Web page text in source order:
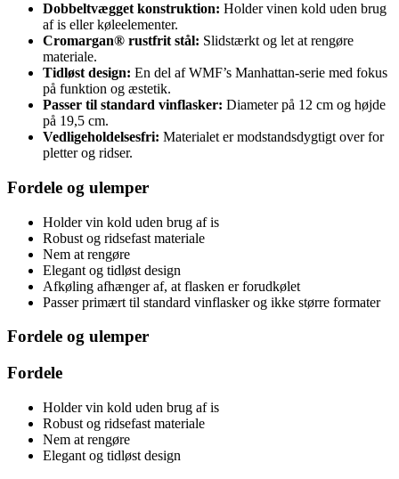
Dobbeltvægget konstruktion: Holder vinen kold uden brug
af is eller køleelementer.
Cromargan® rustfrit stål: Slidstærkt og let at rengøre
materiale.
Tidløst design: En del af WMF’s Manhattan-serie med fokus
på funktion og æstetik.
Passer til standard vinflasker: Diameter på 12 cm og højde
på 19,5 cm.
Vedligeholdelsesfri: Materialet er modstandsdygtigt over for
pletter og ridser.
Fordele og ulemper
Holder vin kold uden brug af is
Robust og ridsefast materiale
Nem at rengøre
Elegant og tidløst design
Afkøling afhænger af, at flasken er forudkølet
Passer primært til standard vinflasker og ikke større formater
Fordele og ulemper
Fordele
Holder vin kold uden brug af is
Robust og ridsefast materiale
Nem at rengøre
Elegant og tidløst design